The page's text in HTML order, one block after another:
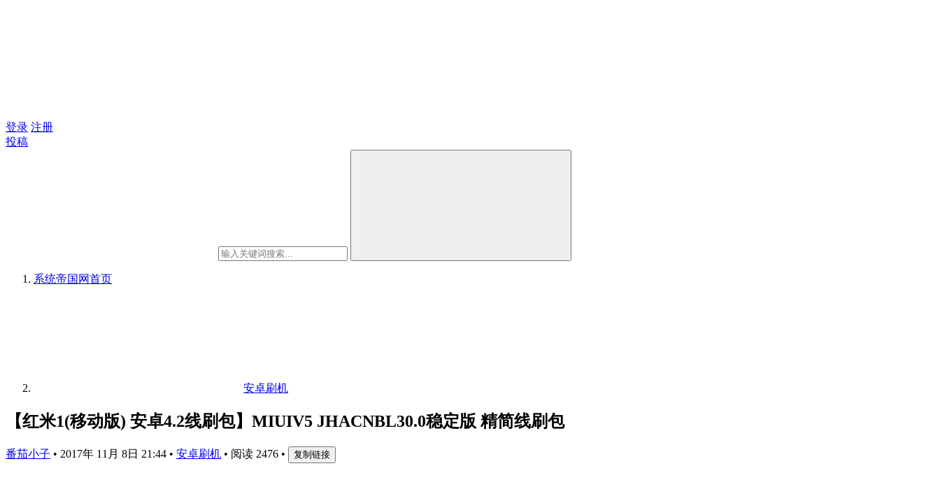
登录 注册
投稿
系统帝国网首页
安卓刷机
【红米1(移动版) 安卓4.2线刷包】MIUIV5 JHACNBL30.0稳定版 精简线刷包
番茄小子 • 2017年 11月 8日 21:44 • 安卓刷机 • 阅读 2476 • 复制链接